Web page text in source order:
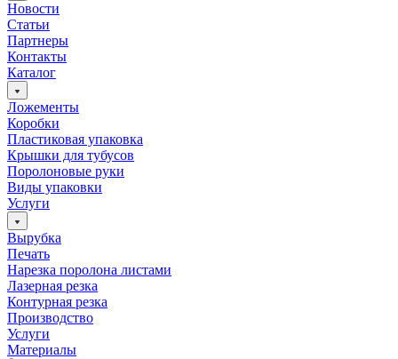
Новости
Статьи
Партнеры
Контакты
Каталог
Ложементы
Коробки
Пластиковая упаковка
Крышки для тубусов
Поролоновые руки
Виды упаковки
Услуги
Вырубка
Печать
Нарезка поролона листами
Лазерная резка
Контурная резка
Производство
Услуги
Материалы